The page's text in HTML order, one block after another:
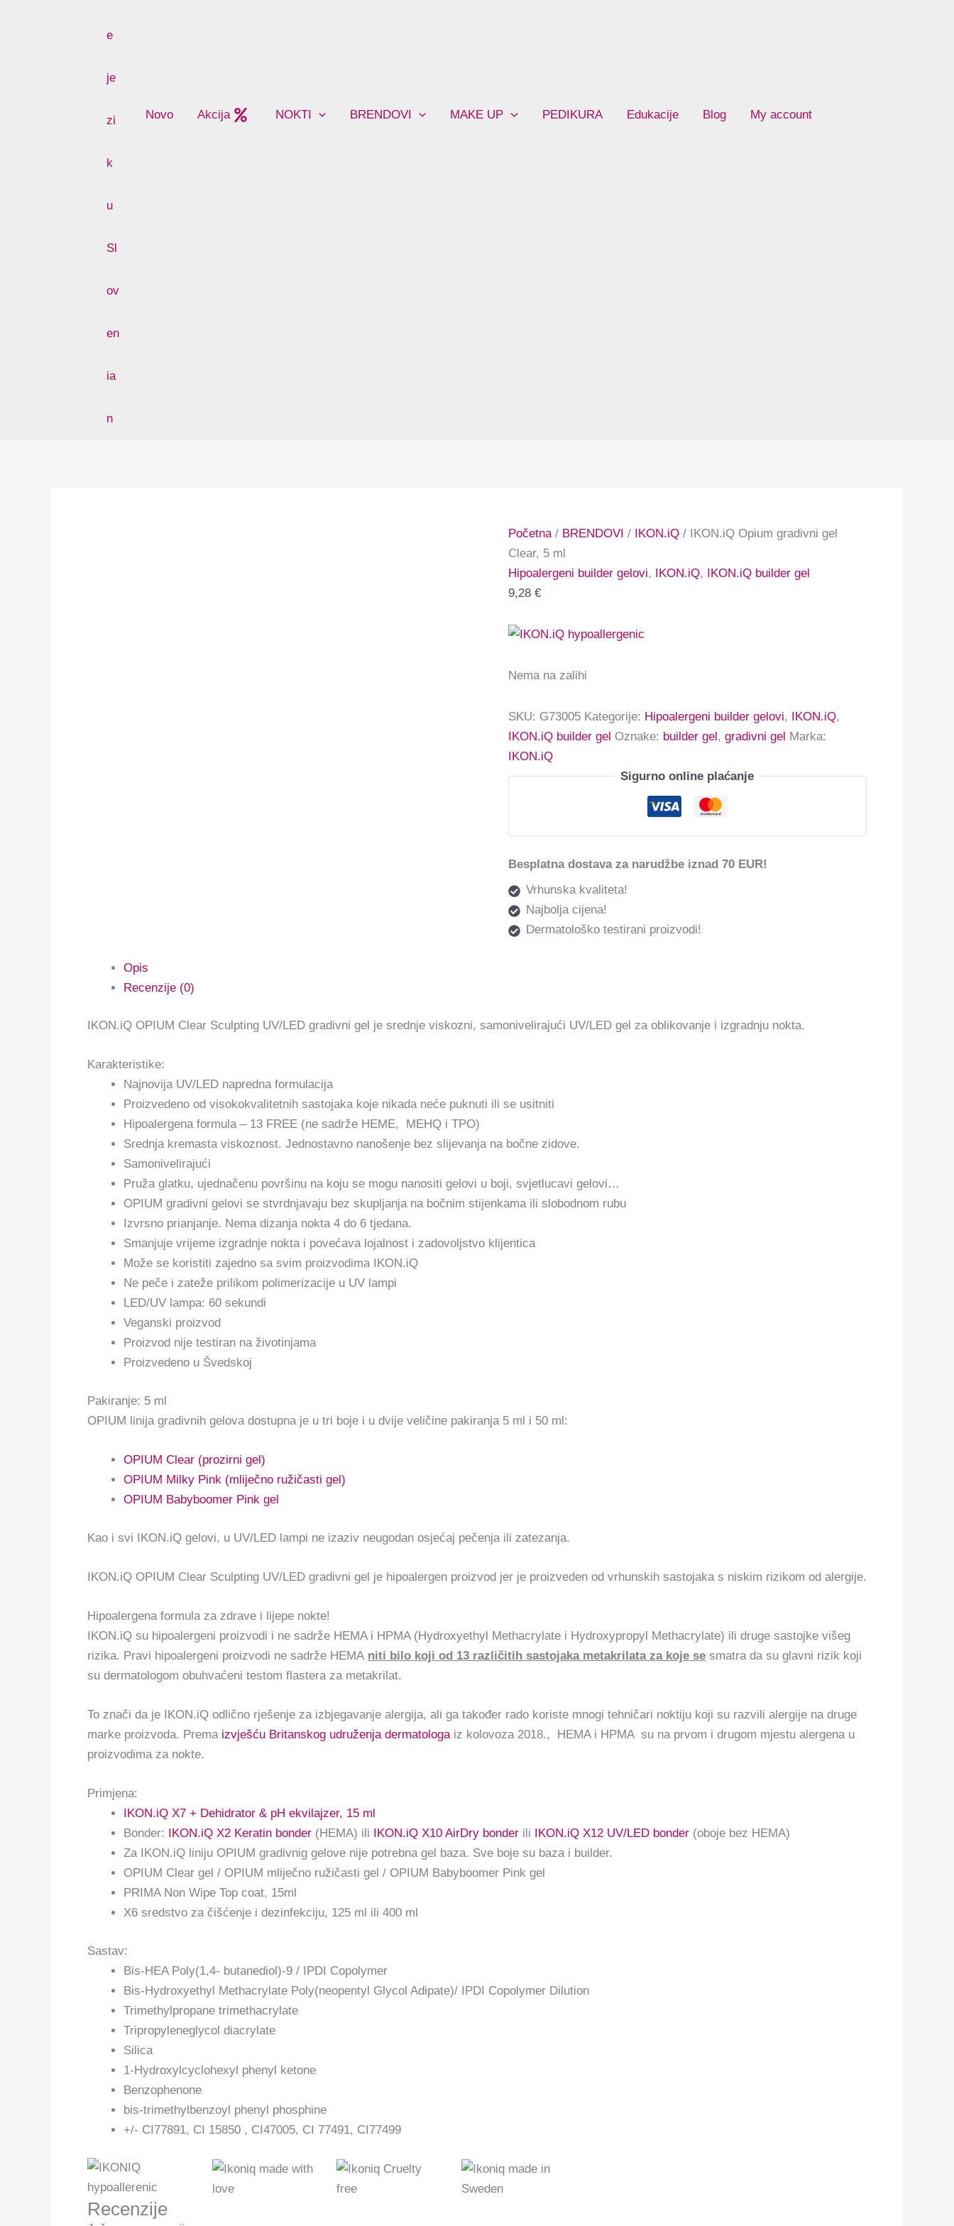
Novo Akcija NOKTI BRENDOVI MAKE UP PEDIKURA Edukacije Blog My account
Početna/ BRENDOVI / IKON.iQ/ IKON.iQ Opium gradivni gel
Clear, 5 ml
Hipoalergeni builder gelovi, IKON.iQ, IKON.iQ builder gel
9,28 €
Nema na zalihi
SKU: G73005 Kategorije: Hipoalergeni builder gelovi, IKON.iQ,
IKON.iQ builder gel Oznake: builder gel, gradivni gel Marka:
IKON.iQ
Sigurno online plaćanje
Besplatna dostava za narudžbe iznad 70 EUR!
Vrhunska kvaliteta!
Najbolja cijena!
Dermatološko testirani proizvodi!
Opis
Recenzije (0)
IKON.iQ OPIUM Clear Sculpting UV/LED gradivni gel je srednje viskozni, samonivelirajući UV/LED gel za oblikovanje i izgradnju nokta.
Karakteristike:
Najnovija UV/LED napredna formulacija
Proizvedeno od visokokvalitetnih sastojaka koje nikada neće puknuti ili se usitniti
Hipoalergena formula – 13 FREE (ne sadrže HEME, MEHQ i TPO)
Srednja kremasta viskoznost. Jednostavno nanošenje bez slijevanja na bočne zidove.
Samonivelirajući
Pruža glatku, ujednačenu površinu na koju se mogu nanositi gelovi u boji, svjetlucavi gelovi…
OPIUM gradivni gelovi se stvrdnjavaju bez skupljanja na bočnim stijenkama ili slobodnom rubu
Izvrsno prianjanje. Nema dizanja nokta 4 do 6 tjedana.
Smanjuje vrijeme izgradnje nokta i povećava lojalnost i zadovoljstvo klijentica
Može se koristiti zajedno sa svim proizvodima IKON.iQ
Ne peče i zateže prilikom polimerizacije u UV lampi
LED/UV lampa: 60 sekundi
Veganski proizvod
Proizvod nije testiran na životinjama
Proizvedeno u Švedskoj
Pakiranje: 5 ml
OPIUM linija gradivnih gelova dostupna je u tri boje i u dvije veličine pakiranja 5 ml i 50 ml:
OPIUM Clear (prozirni gel)
OPIUM Milky Pink (mliječno ružičasti gel)
OPIUM Babyboomer Pink gel
Kao i svi IKON.iQ gelovi, u UV/LED lampi ne izaziv neugodan osjećaj pečenja ili zatezanja.
IKON.iQ OPIUM Clear Sculpting UV/LED gradivni gel je hipoalergen proizvod jer je proizveden od vrhunskih sastojaka s niskim rizikom od alergije.
Hipoalergena formula za zdrave i lijepe nokte!
IKON.iQ su hipoalergeni proizvodi i ne sadrže HEMA i HPMA (Hydroxyethyl Methacrylate i Hydroxypropyl Methacrylate) ili druge sastojke višeg
rizika. Pravi hipoalergeni proizvodi ne sadrže HEMA niti bilo koji od 13 različitih sastojaka metakrilata za koje se smatra da su glavni rizik koji
su dermatologom obuhvaćeni testom flastera za metakrilat.
To znači da je IKON.iQ odlično rješenje za izbjegavanje alergija, ali ga također rado koriste mnogi tehničari noktiju koji su razvili alergije na druge
marke proizvoda. Prema izvješću Britanskog udruženja dermatologaiz kolovoza 2018., HEMA i HPMA su na prvom i drugom mjestu alergena u
proizvodima za nokte.
Primjena:
IKON.iQ X7 + Dehidrator & pH ekvilajzer, 15 ml
Bonder:
IKON.iQ X2 Keratin bonder (HEMA) ili IKON.iQ X10 AirDry bonder ili IKON.iQ X12 UV/LED bonder (oboje bez HEMA)
Za IKON.iQ liniju OPIUM gradivnig gelove nije potrebna gel baza. Sve boje su baza i builder.
OPIUM Clear gel / OPIUM mliječno ružičasti gel / OPIUM Babyboomer Pink gel
PRIMA Non Wipe Top coat, 15ml
X6 sredstvo za čišćenje i dezinfekciju, 125 ml ili 400 ml
Sastav:
Bis-HEA Poly(1,4- butanediol)-9 / IPDI Copolymer
Bis-Hydroxyethyl Methacrylate Poly(neopentyl Glycol Adipate)/ IPDI Copolymer Dilution
Trimethylpropane trimethacrylate
Tripropyleneglycol diacrylate
Silica
1-Hydroxylcyclohexyl phenyl ketone
Benzophenone
bis-trimethylbenzoyl phenyl phosphine
+/- CI77891, CI 15850 , CI47005, CI 77491, CI77499
Recenzije